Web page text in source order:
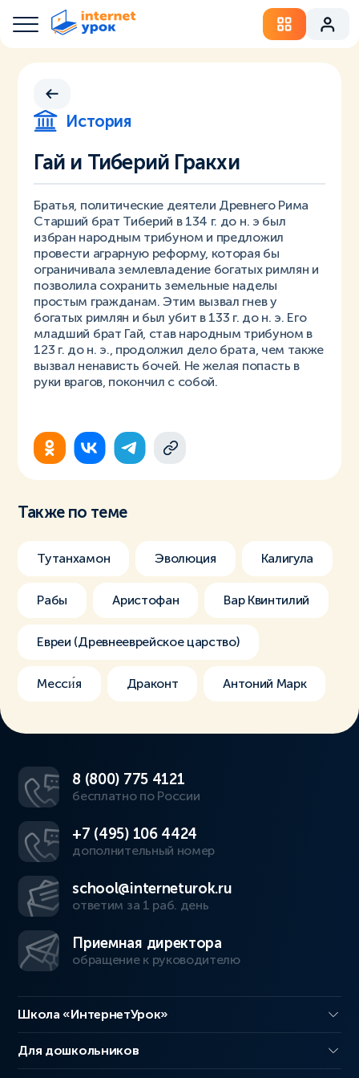
История
Гай и Тиберий Гракхи
Братья, политические деятели Древнего Рима
Старший брат Тиберий в 134 г. до н. э был
избран народным трибуном и предложил
провести аграрную реформу, которая бы
ограничивала землевладение богатых римлян и
позволила сохранить земельные наделы
простым гражданам. Этим вызвал гнев у
богатых римлян и был убит в 133 г. до н. э. Его
младший брат Гай, став народным трибуном в
123 г. до н. э., продолжил дело брата, чем также
вызвал ненависть бочей. Не желая попасть в
руки врагов, покончил с собой.
Также по теме
Тутанхамон Эволюция Калигула
Рабы Аристофан Вар Квинтилий
Евреи (Древнееврейское царство)
Месси́я Драконт Антоний Марк
8 (800) 775 4121
бесплатно по России
+7 (495) 106 4424
дополнительный номер
school@interneturok.ru
ответим за 1 раб. день
Приемная директора
обращение к руководителю
Школа «ИнтернетУрок»
Для дошкольников